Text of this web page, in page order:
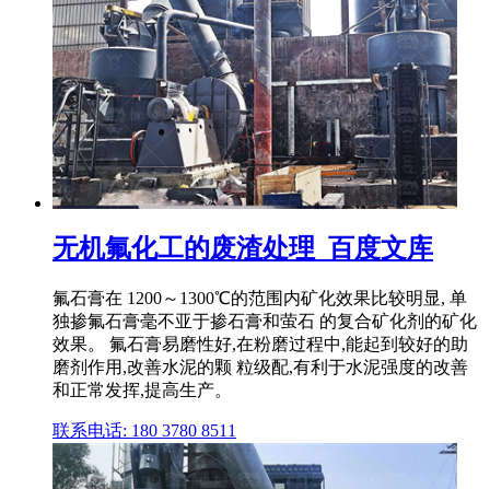
无机氟化工的废渣处理_百度文库
氟石膏在 1200～1300℃的范围内矿化效果比较明显, 单
独掺氟石膏毫不亚于掺石膏和萤石 的复合矿化剂的矿化
效果。 氟石膏易磨性好,在粉磨过程中,能起到较好的助
磨剂作用,改善水泥的颗 粒级配,有利于水泥强度的改善
和正常发挥,提高生产。
联系电话: 180 3780 8511